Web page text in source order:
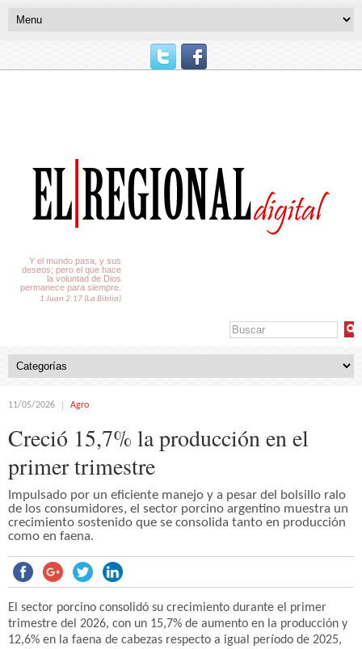
Y el mundo pasa, y sus
deseos; pero el que hace
la voluntad de Dios
permanece para siempre.
1 Juan 2:17 (La Biblia)
11/05/2026 Agro
Creció 15,7% la producción en el
primer trimestre
Impulsado por un eficiente manejo y a pesar del bolsillo ralo
de los consumidores, el sector porcino argentino muestra un
crecimiento sostenido que se consolida tanto en producción
como en faena.
El sector porcino consolidó su crecimiento durante el primer
trimestre del 2026, con un 15,7% de aumento en la producción y
12,6% en la faena de cabezas respecto a igual período de 2025,